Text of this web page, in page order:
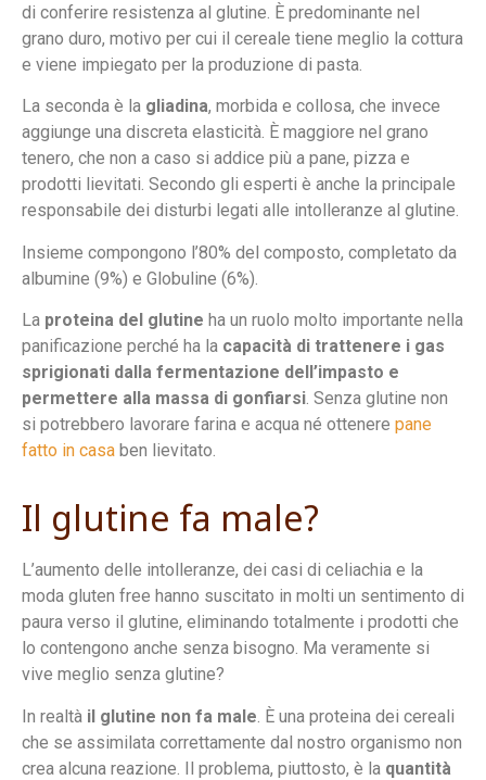
di conferire resistenza al glutine. È predominante nel
grano duro, motivo per cui il cereale tiene meglio la cottura
e viene impiegato per la produzione di pasta.
La seconda è la gliadina, morbida e collosa, che invece
aggiunge una discreta elasticità. È maggiore nel grano
tenero, che non a caso si addice più a pane, pizza e
prodotti lievitati. Secondo gli esperti è anche la principale
responsabile dei disturbi legati alle intolleranze al glutine.
Insieme compongono l’80% del composto, completato da
albumine (9%) e Globuline (6%).
La proteina del glutine ha un ruolo molto importante nella
panificazione perché ha la capacità di trattenere i gas
sprigionati dalla fermentazione dell’impasto e
permettere alla massa di gonfiarsi. Senza glutine non
si potrebbero lavorare farina e acqua né ottenere pane
fatto in casa ben lievitato.
Il glutine fa male?
L’aumento delle intolleranze, dei casi di celiachia e la
moda gluten free hanno suscitato in molti un sentimento di
paura verso il glutine, eliminando totalmente i prodotti che
lo contengono anche senza bisogno. Ma veramente si
vive meglio senza glutine?
In realtà il glutine non fa male. È una proteina dei cereali
che se assimilata correttamente dal nostro organismo non
crea alcuna reazione. Il problema, piuttosto, è la quantità